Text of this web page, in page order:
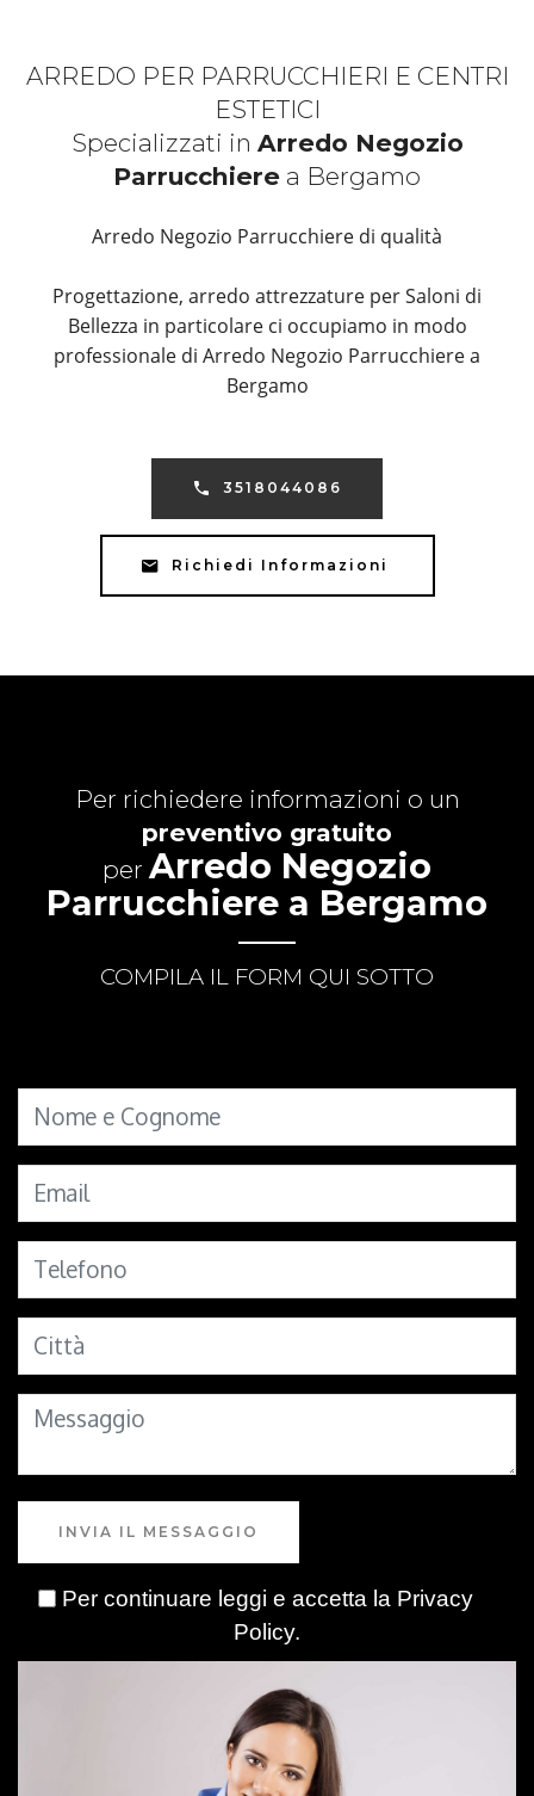
ARREDO PER PARRUCCHIERI E CENTRI
ESTETICI
Specializzati in Arredo Negozio
Parrucchiere a Bergamo
Arredo Negozio Parrucchiere di qualità
Progettazione, arredo attrezzature per Saloni di
Bellezza in particolare ci occupiamo in modo
professionale di Arredo Negozio Parrucchiere a
Bergamo
3518044086
Richiedi Informazioni
Per richiedere informazioni o un
preventivo gratuito
per Arredo Negozio
Parrucchiere a Bergamo
COMPILA IL FORM QUI SOTTO
INVIA IL MESSAGGIO
Per continuare leggi e accetta la Privacy
Policy.